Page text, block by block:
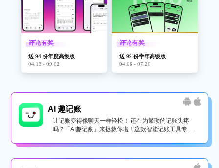
评论有奖
送 94 份年度高级版
04.13 - 09.02
评论有奖
送 99 份半年高级版
04.08 - 07.20
AI 趣记账
让记账变得像聊天一样轻松！ 还在为繁琐的记账头疼
吗？「AI趣记账」来拯救你啦！这款智能记账工具专为